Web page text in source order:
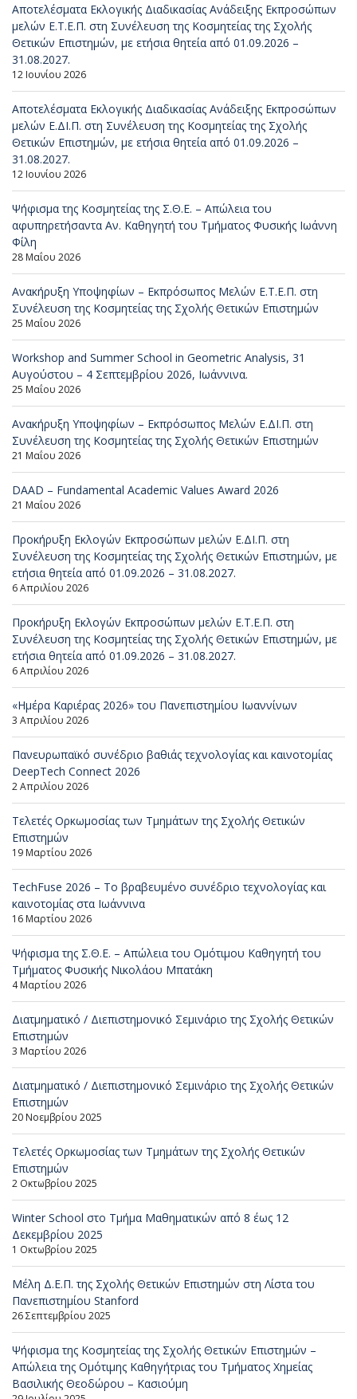
Αποτελέσματα Εκλογικής Διαδικασίας Ανάδειξης Εκπροσώπων
μελών Ε.Τ.Ε.Π. στη Συνέλευση της Κοσμητείας της Σχολής
Θετικών Επιστημών, με ετήσια θητεία από 01.09.2026 –
31.08.2027.
12 Ιουνίου 2026
Αποτελέσματα Εκλογικής Διαδικασίας Ανάδειξης Εκπροσώπων
μελών Ε.ΔΙ.Π. στη Συνέλευση της Κοσμητείας της Σχολής
Θετικών Επιστημών, με ετήσια θητεία από 01.09.2026 –
31.08.2027.
12 Ιουνίου 2026
Ψήφισμα της Κοσμητείας της Σ.Θ.Ε. – Απώλεια του
αφυπηρετήσαντα Αν. Καθηγητή του Τμήματος Φυσικής Ιωάννη
Φίλη
28 Μαΐου 2026
Ανακήρυξη Υποψηφίων – Εκπρόσωπος Μελών Ε.Τ.Ε.Π. στη
Συνέλευση της Κοσμητείας της Σχολής Θετικών Επιστημών
25 Μαΐου 2026
Workshop and Summer School in Geometric Analysis, 31
Αυγούστου – 4 Σεπτεμβρίου 2026, Ιωάννινα.
25 Μαΐου 2026
Ανακήρυξη Υποψηφίων – Εκπρόσωπος Μελών Ε.ΔΙ.Π. στη
Συνέλευση της Κοσμητείας της Σχολής Θετικών Επιστημών
21 Μαΐου 2026
DAAD – Fundamental Academic Values Award 2026
21 Μαΐου 2026
Προκήρυξη Εκλογών Εκπροσώπων μελών Ε.ΔΙ.Π. στη
Συνέλευση της Κοσμητείας της Σχολής Θετικών Επιστημών, με
ετήσια θητεία από 01.09.2026 – 31.08.2027.
6 Απριλίου 2026
Προκήρυξη Εκλογών Εκπροσώπων μελών Ε.Τ.Ε.Π. στη
Συνέλευση της Κοσμητείας της Σχολής Θετικών Επιστημών, με
ετήσια θητεία από 01.09.2026 – 31.08.2027.
6 Απριλίου 2026
«Ημέρα Καριέρας 2026» του Πανεπιστημίου Ιωαννίνων
3 Απριλίου 2026
Πανευρωπαϊκό συνέδριο βαθιάς τεχνολογίας και καινοτομίας
DeepTech Connect 2026
2 Απριλίου 2026
Τελετές Ορκωμοσίας των Τμημάτων της Σχολής Θετικών
Επιστημών
19 Μαρτίου 2026
TechFuse 2026 – Το βραβευμένο συνέδριο τεχνολογίας και
καινοτομίας στα Ιωάννινα
16 Μαρτίου 2026
Ψήφισμα της Σ.Θ.Ε. – Απώλεια του Ομότιμου Καθηγητή του
Τμήματος Φυσικής Νικολάου Μπατάκη
4 Μαρτίου 2026
Διατμηματικό / Διεπιστημονικό Σεμινάριο της Σχολής Θετικών
Επιστημών
3 Μαρτίου 2026
Διατμηματικό / Διεπιστημονικό Σεμινάριο της Σχολής Θετικών
Επιστημών
20 Νοεμβρίου 2025
Τελετές Ορκωμοσίας των Τμημάτων της Σχολής Θετικών
Επιστημών
2 Οκτωβρίου 2025
Winter School στο Τμήμα Μαθηματικών από 8 έως 12
Δεκεμβρίου 2025
1 Οκτωβρίου 2025
Μέλη Δ.Ε.Π. της Σχολής Θετικών Επιστημών στη Λίστα του
Πανεπιστημίου Stanford
26 Σεπτεμβρίου 2025
Ψήφισμα της Κοσμητείας της Σχολής Θετικών Επιστημών –
Απώλεια της Ομότιμης Καθηγήτριας του Τμήματος Χημείας
Βασιλικής Θεοδώρου – Κασιούμη